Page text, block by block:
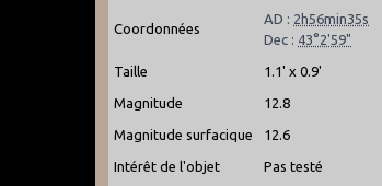
Coordonnées
AD : 2h56min35s
Dec : 43°2'59"
Taille 1.1' x 0.9'
Magnitude 12.8
Magnitude surfacique 12.6
Intérêt de l'objet Pas testé